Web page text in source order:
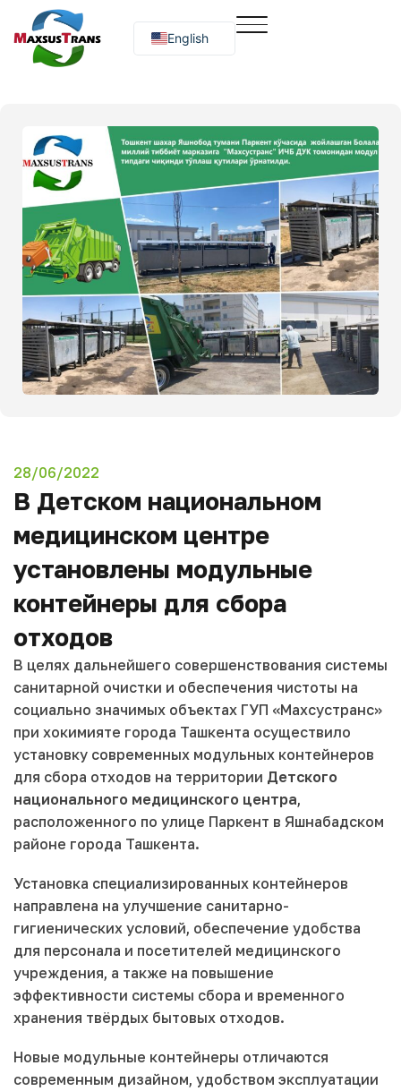
English
Русский
28/06/2022
В Детском национальном
медицинском центре
установлены модульные
контейнеры для сбора
отходов
В целях дальнейшего совершенствования системы
санитарной очистки и обеспечения чистоты на
социально значимых объектах ГУП «Махсустранс»
при хокимияте города Ташкента осуществило
установку современных модульных контейнеров
для сбора отходов на территории Детского
национального медицинского центра,
расположенного по улице Паркент в Яшнабадском
районе города Ташкента.
Установка специализированных контейнеров
направлена на улучшение санитарно-
гигиенических условий, обеспечение удобства
для персонала и посетителей медицинского
учреждения, а также на повышение
эффективности системы сбора и временного
хранения твёрдых бытовых отходов.
Новые модульные контейнеры отличаются
современным дизайном, удобством эксплуатации